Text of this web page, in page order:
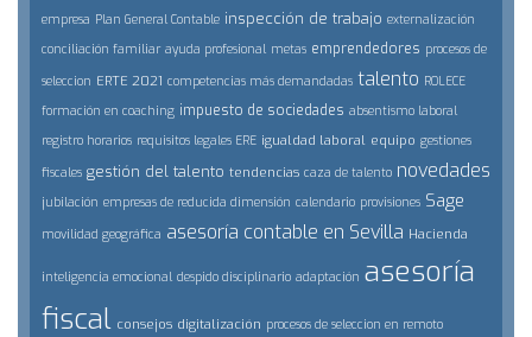
empresa Plan General Contable inspección de trabajo externalización
conciliación familiar ayuda profesional metas emprendedores procesos de
seleccion ERTE 2021 competencias más demandadas talento ROLECE
formación en coaching impuesto de sociedades absentismo laboral
registro horarios requisitos legales ERE igualdad laboral equipo gestiones
fiscales gestión del talento tendencias caza de talento novedades
jubilación empresas de reducida dimensión calendario provisiones Sage
movilidad geográfica asesoría contable en Sevilla Hacienda
inteligencia emocional despido disciplinario adaptación asesoría
fiscal consejos digitalización procesos de seleccion en remoto